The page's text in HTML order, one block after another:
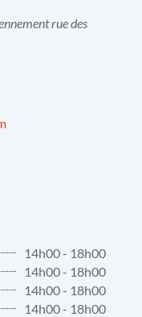
rue des
14h00 - 18h00
14h00 - 18h00
14h00 - 18h00
14h00 - 18h00